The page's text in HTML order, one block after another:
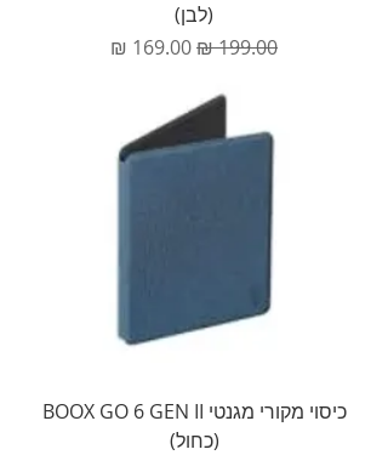
(לבן)
מחיר רגיל מחיר מבצע
כיסוי מקורי מגנטי BOOX GO 6 GEN II
(כחול)